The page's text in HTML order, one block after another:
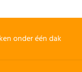
onder één dak